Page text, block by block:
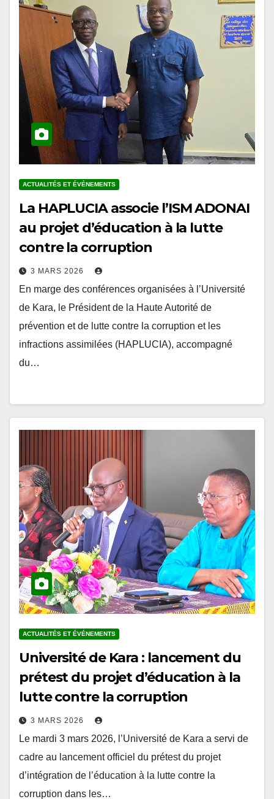
ACTUALITÉS ET ÉVÉNEMENTS
La HAPLUCIA associe l’ISM ADONAI
au projet d’éducation à la lutte
contre la corruption
3 MARS 2026
En marge des conférences organisées à l’Université
de Kara, le Président de la Haute Autorité de
prévention et de lutte contre la corruption et les
infractions assimilées (HAPLUCIA), accompagné
du…
ACTUALITÉS ET ÉVÉNEMENTS
Université de Kara : lancement du
prétest du projet d’éducation à la
lutte contre la corruption
3 MARS 2026
Le mardi 3 mars 2026, l’Université de Kara a servi de
cadre au lancement officiel du prétest du projet
d’intégration de l’éducation à la lutte contre la
corruption dans les…